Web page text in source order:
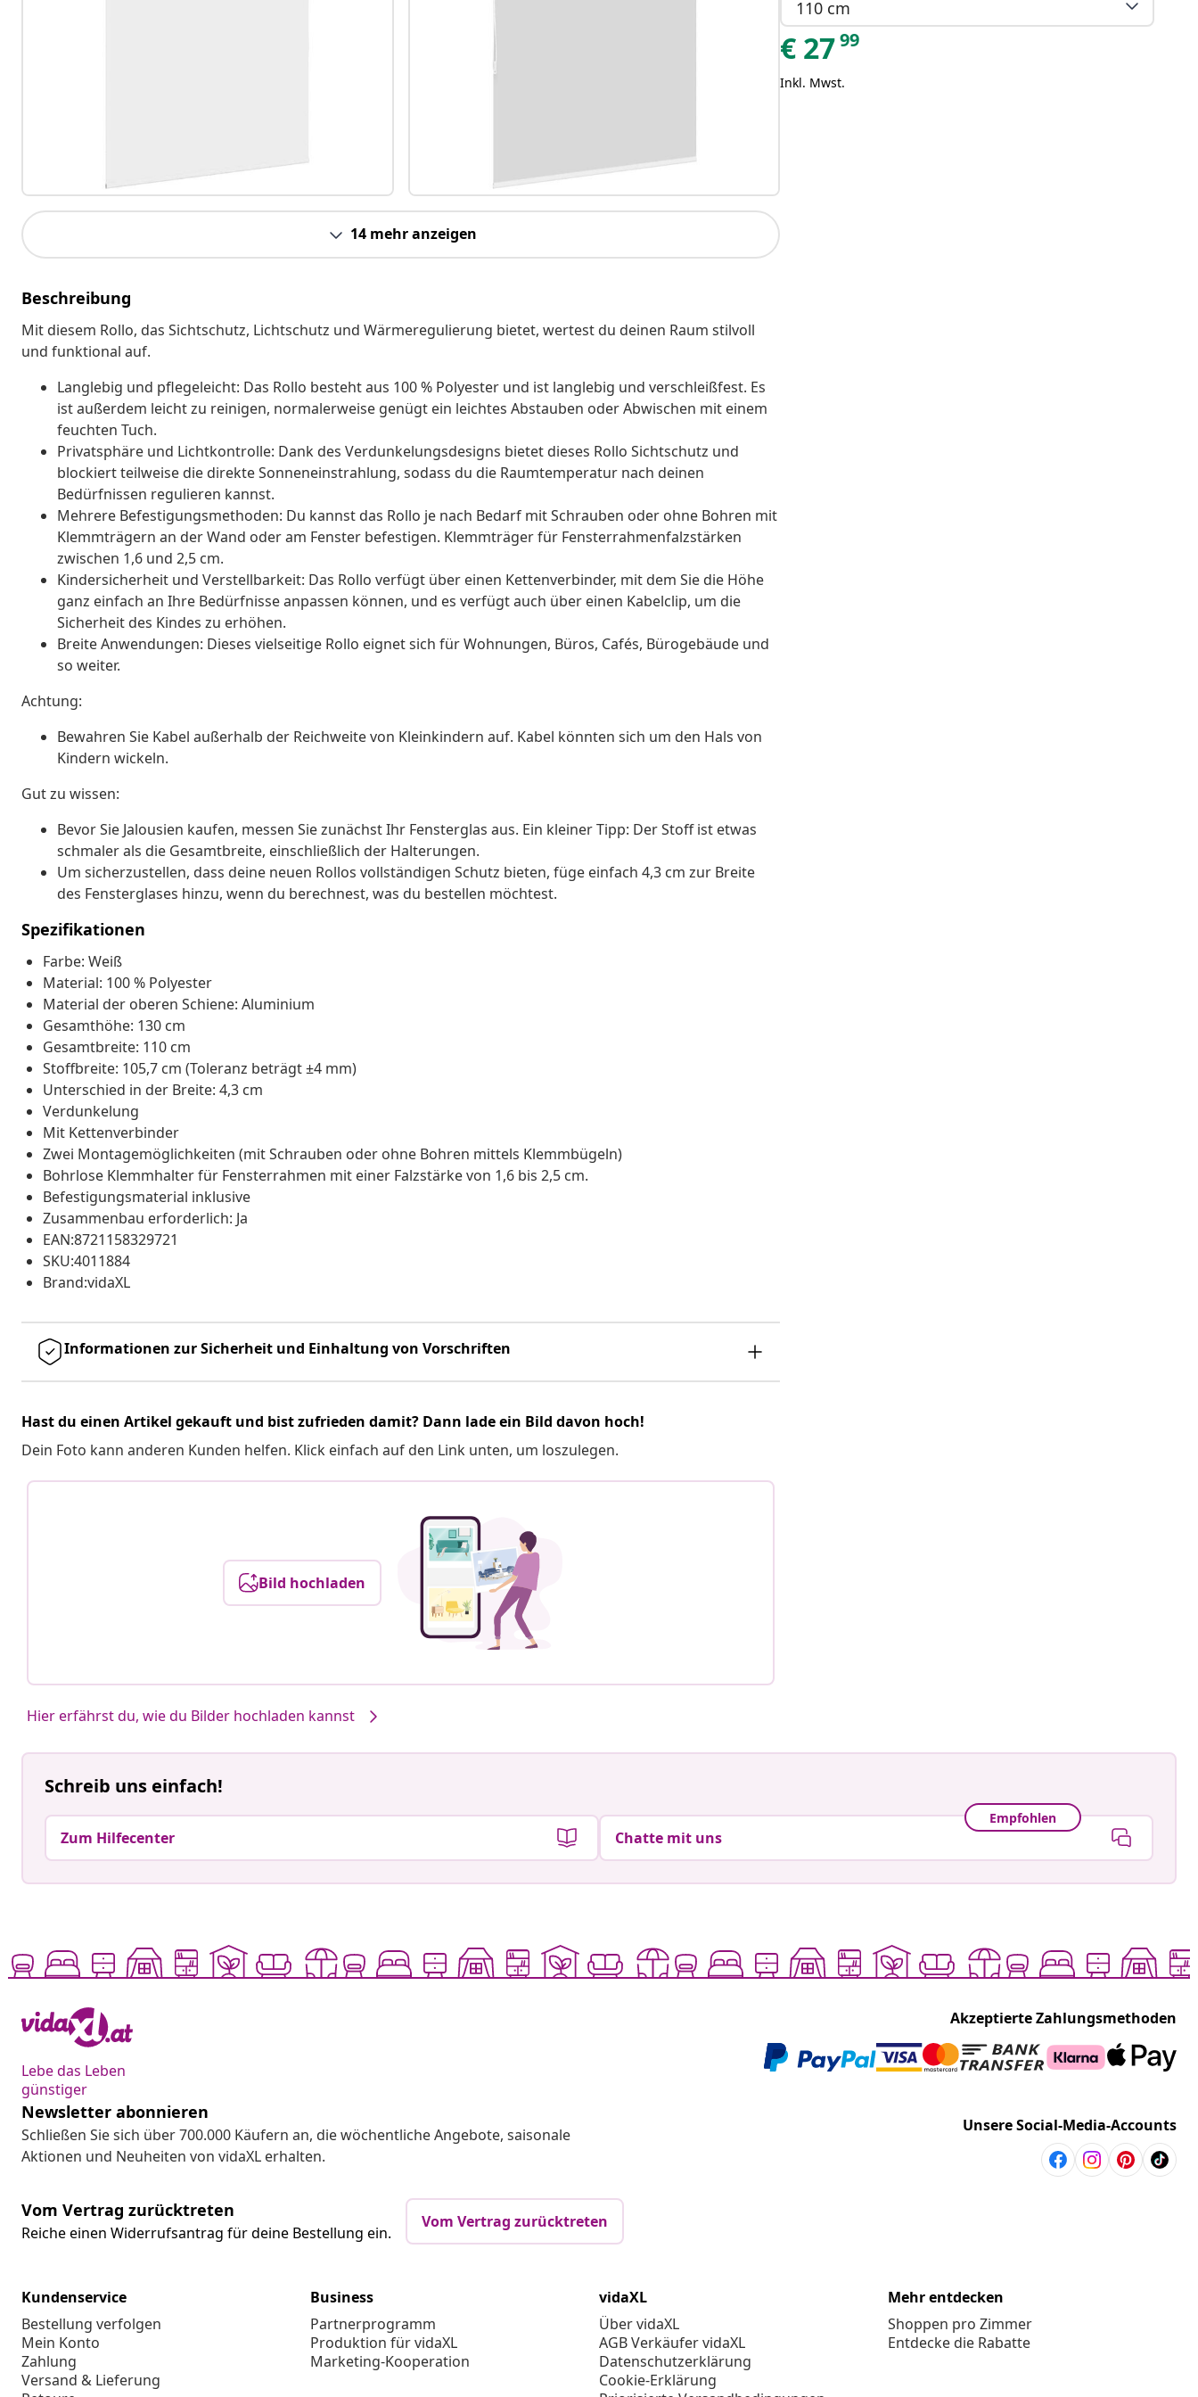
14 mehr anzeigen
Beschreibung
Mit diesem Rollo, das Sichtschutz, Lichtschutz und Wärmeregulierung bietet, wertest du deinen Raum stilvoll
und funktional auf.
Langlebig und pflegeleicht: Das Rollo besteht aus 100 % Polyester und ist langlebig und verschleißfest. Es
ist außerdem leicht zu reinigen, normalerweise genügt ein leichtes Abstauben oder Abwischen mit einem
feuchten Tuch.
Privatsphäre und Lichtkontrolle: Dank des Verdunkelungsdesigns bietet dieses Rollo Sichtschutz und
blockiert teilweise die direkte Sonneneinstrahlung, sodass du die Raumtemperatur nach deinen
Bedürfnissen regulieren kannst.
Mehrere Befestigungsmethoden: Du kannst das Rollo je nach Bedarf mit Schrauben oder ohne Bohren mit
Klemmträgern an der Wand oder am Fenster befestigen. Klemmträger für Fensterrahmenfalzstärken
zwischen 1,6 und 2,5 cm.
Kindersicherheit und Verstellbarkeit: Das Rollo verfügt über einen Kettenverbinder, mit dem Sie die Höhe
ganz einfach an Ihre Bedürfnisse anpassen können, und es verfügt auch über einen Kabelclip, um die
Sicherheit des Kindes zu erhöhen.
Breite Anwendungen: Dieses vielseitige Rollo eignet sich für Wohnungen, Büros, Cafés, Bürogebäude und
so weiter.
Achtung:
Bewahren Sie Kabel außerhalb der Reichweite von Kleinkindern auf. Kabel könnten sich um den Hals von
Kindern wickeln.
Gut zu wissen:
Bevor Sie Jalousien kaufen, messen Sie zunächst Ihr Fensterglas aus. Ein kleiner Tipp: Der Stoff ist etwas
schmaler als die Gesamtbreite, einschließlich der Halterungen.
Um sicherzustellen, dass deine neuen Rollos vollständigen Schutz bieten, füge einfach 4,3 cm zur Breite
des Fensterglases hinzu, wenn du berechnest, was du bestellen möchtest.
Spezifikationen
Farbe: Weiß
Material: 100 % Polyester
Material der oberen Schiene: Aluminium
Gesamthöhe: 130 cm
Gesamtbreite: 110 cm
Stoffbreite: 105,7 cm (Toleranz beträgt ±4 mm)
Unterschied in der Breite: 4,3 cm
Verdunkelung
Mit Kettenverbinder
Zwei Montagemöglichkeiten (mit Schrauben oder ohne Bohren mittels Klemmbügeln)
Bohrlose Klemmhalter für Fensterrahmen mit einer Falzstärke von 1,6 bis 2,5 cm.
Befestigungsmaterial inklusive
Zusammenbau erforderlich: Ja
EAN:8721158329721
SKU:4011884
Brand:vidaXL
Informationen zur Sicherheit und Einhaltung von Vorschriften
Hast du einen Artikel gekauft und bist zufrieden damit? Dann lade ein Bild davon hoch!
Dein Foto kann anderen Kunden helfen. Klick einfach auf den Link unten, um loszulegen.
Bild hochladen
Hier erfährst du, wie du Bilder hochladen kannst
110 cm
€ 2799
Inkl. Mwst.
Schreib uns einfach!
Zum Hilfecenter
Empfohlen
Chatte mit uns
Lebe das Leben
günstiger
Akzeptierte Zahlungsmethoden
Newsletter abonnieren
Schließen Sie sich über 700.000 Käufern an, die wöchentliche Angebote, saisonale
Aktionen und Neuheiten von vidaXL erhalten.
Unsere Social-Media-Accounts
Vom Vertrag zurücktreten
Reiche einen Widerrufsantrag für deine Bestellung ein.
Vom Vertrag zurücktreten
Kundenservice
Bestellung verfolgen
Mein Konto
Zahlung
Versand & Lieferung
Business
Partnerprogramm
Produktion für vidaXL
Marketing-Kooperation
vidaXL
Über vidaXL
AGB Verkäufer vidaXL
Datenschutzerklärung
Cookie-Erklärung
Mehr entdecken
Shoppen pro Zimmer
Entdecke die Rabatte